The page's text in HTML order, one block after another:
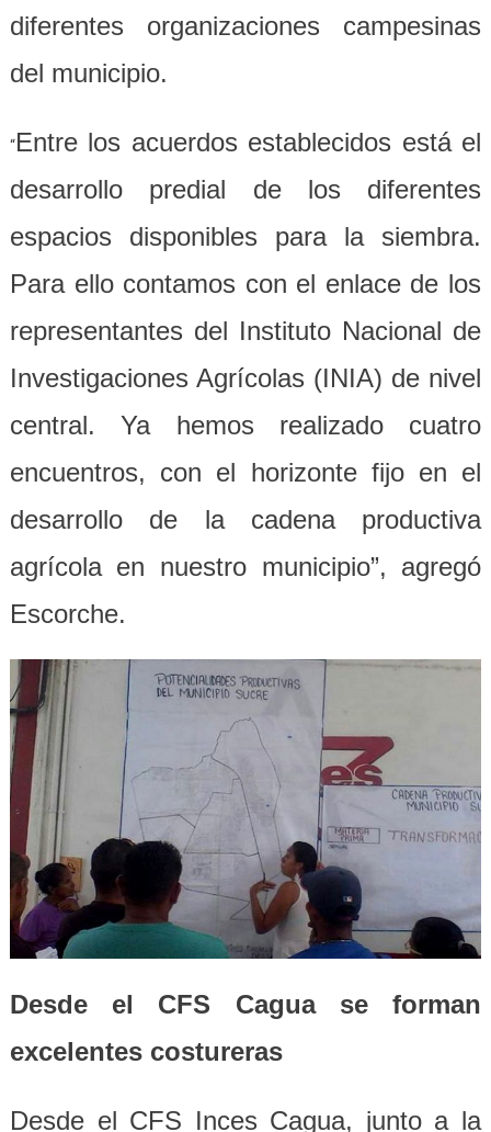
diferentes organizaciones campesinas
del municipio.
“Entre los acuerdos establecidos está el
desarrollo predial de los diferentes
espacios disponibles para la siembra.
Para ello contamos con el enlace de los
representantes del Instituto Nacional de
Investigaciones Agrícolas (INIA) de nivel
central. Ya hemos realizado cuatro
encuentros, con el horizonte fijo en el
desarrollo de la cadena productiva
agrícola en nuestro municipio”, agregó
Escorche.
Desde el CFS Cagua se forman
excelentes costureras
Desde el CFS Inces Cagua, junto a la